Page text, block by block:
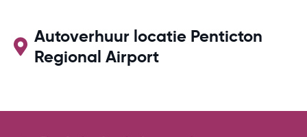
Autoverhuur locatie Penticton
Regional Airport